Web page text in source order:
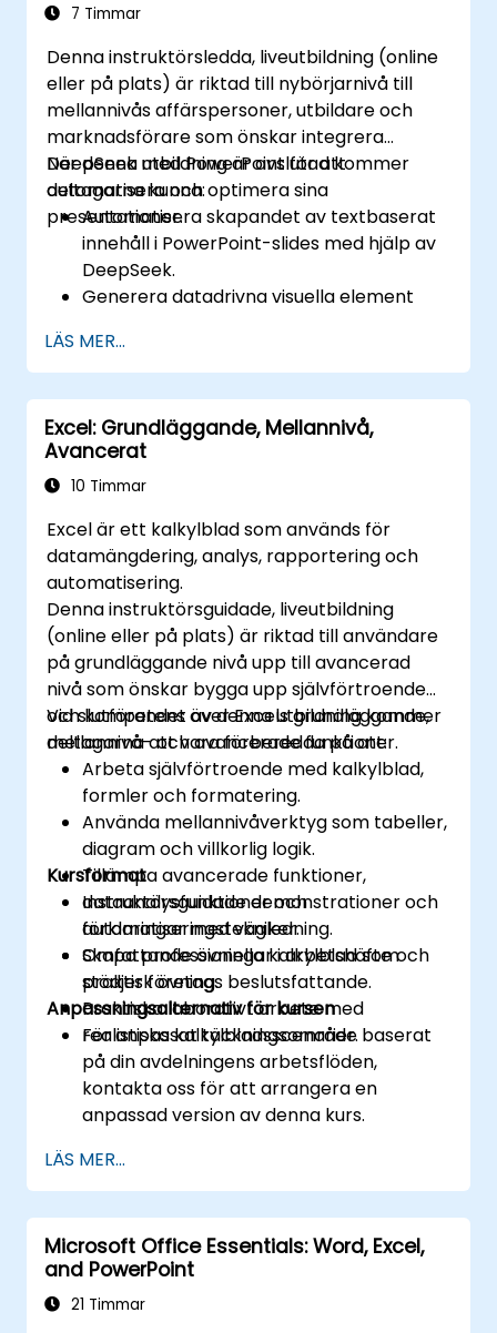
7 Timmar
Denna instruktörsledda, liveutbildning (online
eller på plats) är riktad till nybörjarnivå till
mellannivås affärspersoner, utbildare och
marknadsförare som önskar integrera
DeepSeek med PowerPoint för att
automatisera och optimera sina
presentationer.
När denna utbildning är avslutad kommer
deltagarna kunna:
Automatisera skapandet av textbaserat
innehåll i PowerPoint-slides med hjälp av
DeepSeek.
Generera datadrivna visuella element
modeller.
Använda AI för att sammanfatta långa
rapporter och omvandla dem till
presentationsklara slides.
Integrera DeepSeek med PowerPoint för
mer smidiga, dynamiska presentationer.
LÄS MER...
Excel: Grundläggande, Mellannivå,
Avancerat
10 Timmar
Excel är ett kalkylblad som används för
datamängdering, analys, rapportering och
automatisering.
Denna instruktörsguidade, liveutbildning
(online eller på plats) är riktad till användare
på grundläggande nivå upp till avancerad
nivå som önskar bygga upp självförtroende
och kompetens över Excels grundläggande,
mellannivå- och avancerade funktioner.
Vid slutförandet av denna utbildning kommer
deltagarna att vara förberedda på att:
Arbeta självförtroende med kalkylblad,
formler och formatering.
Använda mellannivåverktyg som tabeller,
diagram och villkorlig logik.
Tillämpa avancerade funktioner,
dataanalysfunktioner och
automatiseringstekniker.
Skapa professionella kalkylblad som
stödjer företags beslutsfattande.
Kursformat
Instruktörsguidade demonstrationer och
förklaringar med vägledning.
Omfattande övningar i arbetshäfte och
praktisk övning.
Praktiska laborativt arbete med
realistiska kalkylbladsscenarier.
Anpassningsalternativ för kursen
För anpassat täckningsområde baserat
på din avdelningens arbetsflöden,
kontakta oss för att arrangera en
anpassad version av denna kurs.
LÄS MER...
Microsoft Office Essentials: Word, Excel,
and PowerPoint
21 Timmar